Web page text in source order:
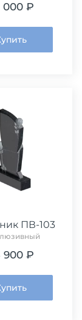
000 ₽
ПВ-103
900 ₽